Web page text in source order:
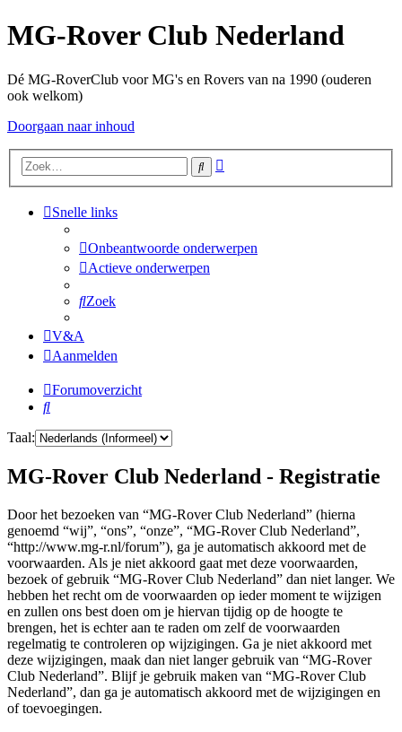
MG-Rover Club Nederland
Dé MG-RoverClub voor MG's en Rovers van na 1990 (ouderen
ook welkom)
Doorgaan naar inhoud
Zoek
Snelle links
Onbeantwoorde onderwerpen
Actieve onderwerpen
Zoek
V&A
Aanmelden
Forumoverzicht
Zoek
Taal:
MG-Rover Club Nederland - Registratie
Door het bezoeken van “MG-Rover Club Nederland” (hierna
genoemd “wij”, “ons”, “onze”, “MG-Rover Club Nederland”,
“http://www.mg-r.nl/forum”), ga je automatisch akkoord met de
voorwaarden. Als je niet akkoord gaat met deze voorwaarden,
bezoek of gebruik “MG-Rover Club Nederland” dan niet langer. We
hebben het recht om de voorwaarden op ieder moment te wijzigen
en zullen ons best doen om je hiervan tijdig op de hoogte te
brengen, het is echter aan te raden om zelf de voorwaarden
regelmatig te controleren op wijzigingen. Ga je niet akkoord met
deze wijzigingen, maak dan niet langer gebruik van “MG-Rover
Club Nederland”. Blijf je gebruik maken van “MG-Rover Club
Nederland”, dan ga je automatisch akkoord met de wijzigingen en
of toevoegingen.